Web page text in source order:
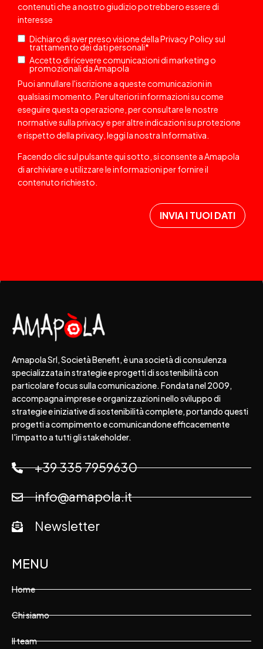
contenuti che a nostro giudizio potrebbero essere di
interesse
Dichiaro di aver preso visione dellaPrivacy Policysul
trattamento dei dati personali*
Accetto di ricevere comunicazioni di marketing o
promozionali da Amapola
Puoi annullare l'iscrizione a queste comunicazioni in
qualsiasi momento. Per ulteriori informazioni su come
eseguire questa operazione, per consultare le nostre
normative sulla privacy e per altre indicazioni su protezione
e rispetto della privacy, leggi la nostraInformativa
Facendo clic sul pulsante qui sotto, si consente a Amapola
di archiviare e utilizzare le informazioni per fornire il
contenuto richiesto.
Amapola Srl, Società Benefit, è una società di consulenza
specializzata in strategie e progetti di sostenibilità con
particolare focus sulla comunicazione. Fondata nel 2009,
accompagna imprese e organizzazioni nello sviluppo di
strategie e iniziative di sostenibilità complete, portando questi
progetti a compimento e comunicandone efficacemente
l'impatto a tutti gli stakeholder.
+39 335 7959630
info@amapola.it
Newsletter
MENU
Home
Chi siamo
Il team